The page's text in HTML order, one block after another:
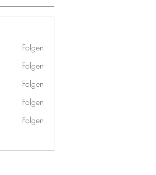
Folgen
Folgen
Folgen
Folgen
Folgen